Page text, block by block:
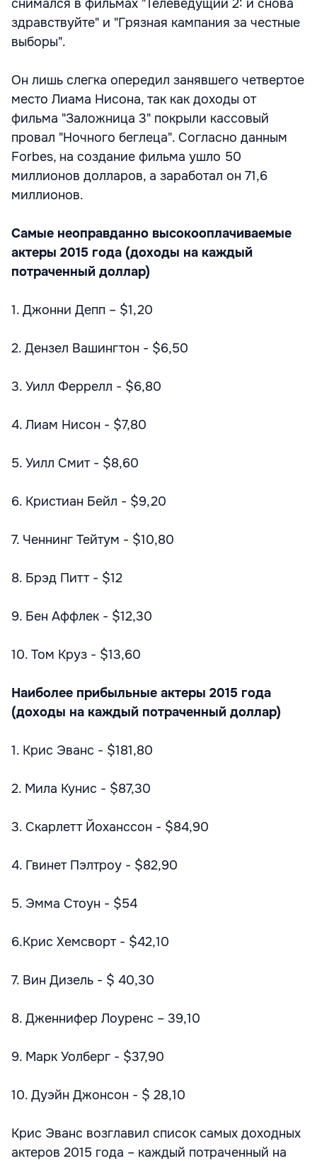
снимался в фильмах "Телеведущий 2: и снова
здравствуйте" и "Грязная кампания за честные
выборы".
Он лишь слегка опередил занявшего четвертое
место Лиама Нисона, так как доходы от
фильма "Заложница 3" покрыли кассовый
провал "Ночного беглеца". Согласно данным
Forbes, на создание фильма ушло 50
миллионов долларов, а заработал он 71,6
миллионов.
Самые неоправданно высокооплачиваемые
актеры 2015 года (доходы на каждый
потраченный доллар)
1. Джонни Депп – $1,20
2. Дензел Вашингтон - $6,50
3. Уилл Феррелл - $6,80
4. Лиам Нисон - $7,80
5. Уилл Смит - $8,60
6. Кристиан Бейл - $9,20
7. Ченнинг Тейтум - $10,80
8. Брэд Питт - $12
9. Бен Аффлек - $12,30
10. Том Круз - $13,60
Наиболее прибыльные актеры 2015 года
(доходы на каждый потраченный доллар)
1. Крис Эванс - $181,80
2. Мила Кунис - $87,30
3. Скарлетт Йоханссон - $84,90
4. Гвинет Пэлтроу - $82,90
5. Эмма Стоун - $54
6.Крис Хемсворт - $42,10
7. Вин Дизель - $ 40,30
8. Дженнифер Лоуренс – 39,10
9. Марк Уолберг - $37,90
10. Дуэйн Джонсон - $ 28,10
Крис Эванс возглавил список самых доходных
актеров 2015 года – каждый потраченный на